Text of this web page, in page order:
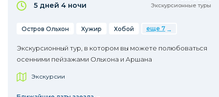
Экскурсионные туры
5 дней 4 ночи
Остров Ольхон Хужир Хобой еще 7
Экскурсионный тур, в котором вы можете полюбоваться
осенними пейзажами Ольхона и Аршана
Экскурсии